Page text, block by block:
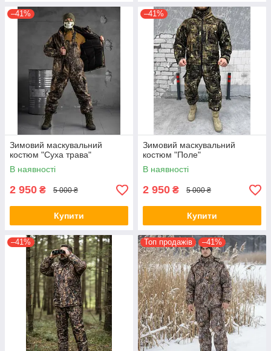
–41%
Зимовий маскувальний
костюм "Суха трава"
В наявності
2 950 ₴ 5 000 ₴
Купити
–41%
Зимовий маскувальний
костюм "Поле"
В наявності
2 950 ₴ 5 000 ₴
Купити
–41% Топ продажів –41%